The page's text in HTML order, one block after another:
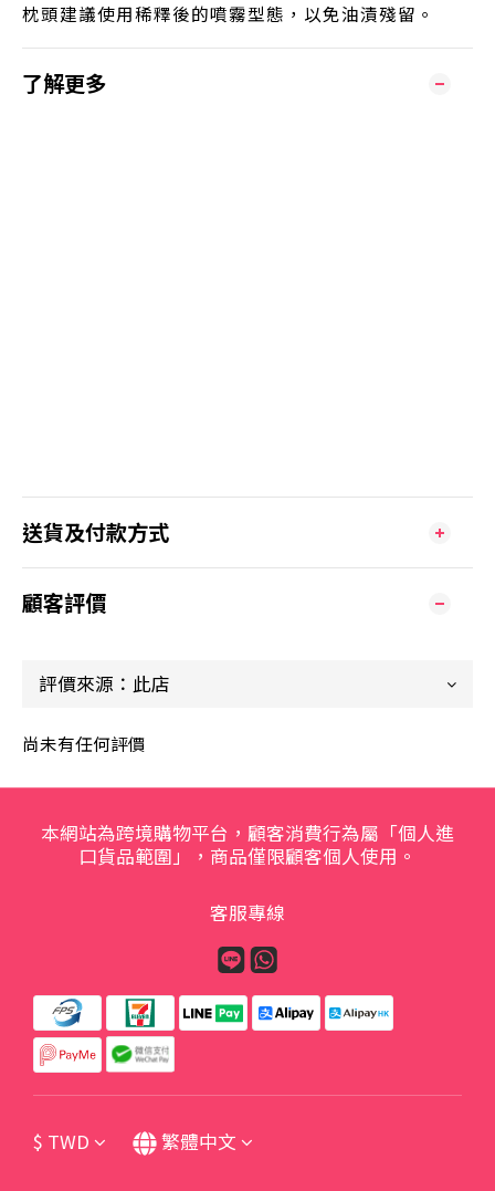
枕頭建議使用稀釋後的噴霧型態，以免油漬殘留。
了解更多
送貨及付款方式
顧客評價
尚未有任何評價
本網站為跨境購物平台，顧客消費行為屬「個人進
口貨品範圍」，商品僅限顧客個人使用。
客服專線
$ TWD 繁體中文